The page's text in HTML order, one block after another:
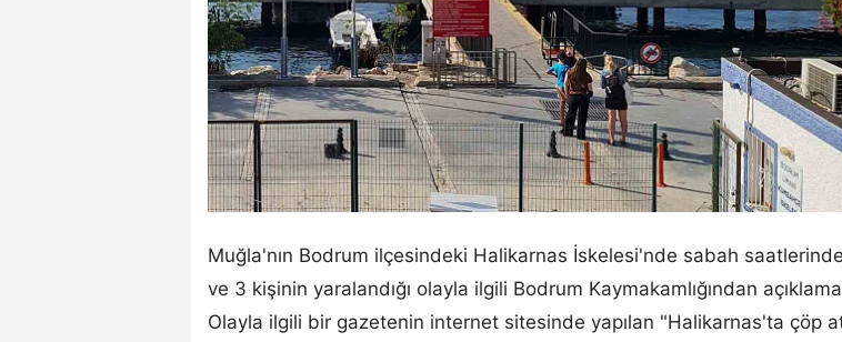
Muğla'nın Bodrum ilçesindeki Halikarnas İskelesi'nde sabah
ve 3 kişinin yaralandığı olayla ilgili Bodrum Kaymakamlığından açıklama
Olayla ilgili bir gazetenin internet sitesinde yapılan "Halikarnas'ta çöp